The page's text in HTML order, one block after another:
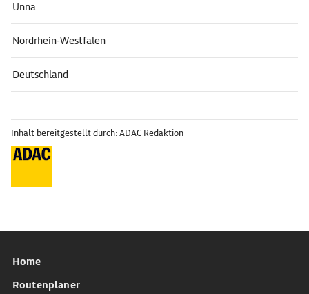
Unna
Nordrhein-Westfalen
Deutschland
Inhalt bereitgestellt durch: ADAC Redaktion
Home
Routenplaner